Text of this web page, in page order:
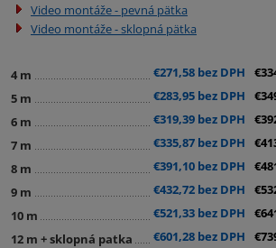
Video montáže - pevná pätka
Video montáže - sklopná pätka
4 m €271,58 bez DPH
5 m €283,95 bez DPH
6 m €319,39 bez DPH
7 m €335,87 bez DPH
8 m €391,10 bez DPH
9 m €432,72 bez DPH
10 m €521,33 bez DPH
12 m + sklopná patka €601,28 bez DPH